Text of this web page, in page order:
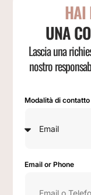
HAI
UNA
Lascia una
nostro
Modalità di contatto
Email or Phone